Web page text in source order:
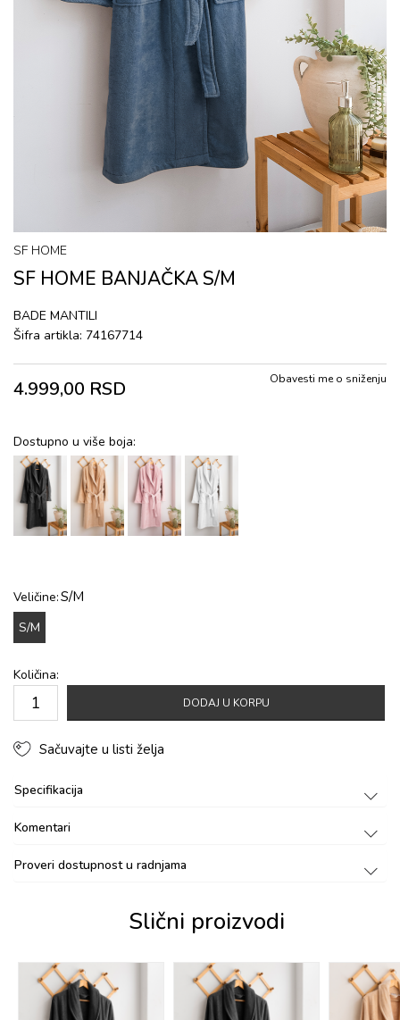
SF HOME
SF HOME BANJAČKA S/M
BADЕ MANTILI
Šifra artikla: 74167714
4.999,00 RSD Obavesti me o sniženju
Dostupno u više boja:
Veličine:S/M
S/M
Količina:
DODAJ U KORPU
Sačuvajte u listi želja
Specifikacija
Komentari
Proveri dostupnost u radnjama
Slični proizvodi